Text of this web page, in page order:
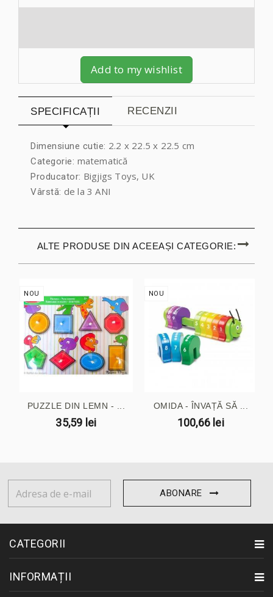
Add to my wishlist
SPECIFICAȚII RECENZII
Dimensiune cutie: 2.2 x 22.5 x 22.5 cm
Categorie: matematică
Producator: Bigjigs Toys, UK
Vârstă: de la 3 ANI
ALTE PRODUSE DIN ACEEAȘI CATEGORIE:
NOU
PUZZLE DIN LEMN - ...
35,59 lei
NOU
OMIDA - ÎNVAȚĂ SĂ ...
100,66 lei
ABONARE
CATEGORII
INFORMAȚII